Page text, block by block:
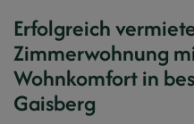
Erfolgreich
Zimmerwohnung
Wohnkomfort in
Gaisberg